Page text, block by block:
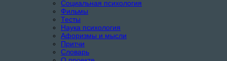
Социальная психология
Фильмы
Тесты
Наука психология
Афоризмы и мысли
Притчи
Словарь